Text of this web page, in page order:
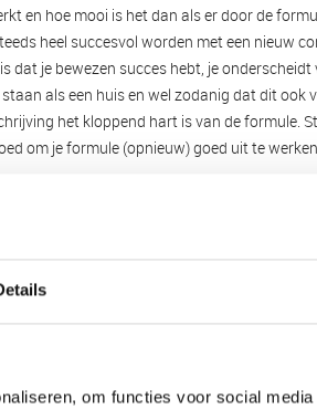
om functies voor social
en hoe mooi is het dan als er door de
heel succesvol worden met een nieuw
je bewezen succes hebt, je onderscheidt
als een huis en wel zodanig dat dit ook
het kloppend hart is van de formule.
om je formule (opnieuw) goed uit te
een goed bedrijfsresultaat